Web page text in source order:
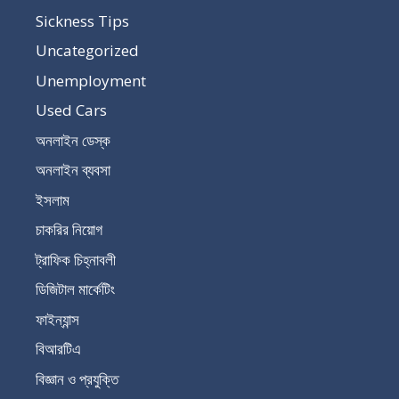
Sickness Tips
Uncategorized
Unemployment
Used Cars
অনলাইন ডেস্ক
অনলাইন ব্যবসা
ইসলাম
চাকরির নিয়োগ
ট্রাফিক চিহ্নাবলী
ডিজিটাল মার্কেটিং
ফাইন্যান্স
বিআরটিএ
বিজ্ঞান ও প্রযুক্তি